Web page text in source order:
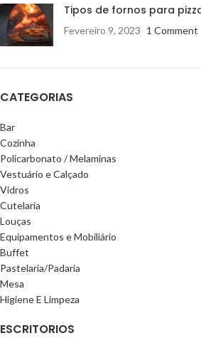
Tipos de fornos para
Fevereiro 9, 2023 1 Comment
CATEGORIAS
Bar
Cozinha
Policarbonato / Melaminas
Vestuário e Calçado
Vidros
Cutelaria
Louças
Equipamentos e Mobiliário
Buffet
Pastelaria/Padaria
Mesa
Higiene E Limpeza
ESCRITORIOS